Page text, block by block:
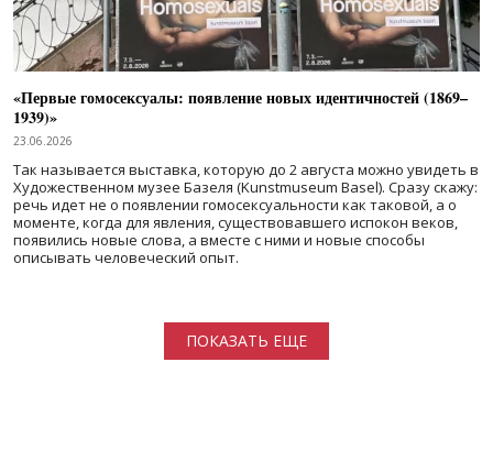
«Первые гомосексуалы: появление новых идентичностей (1869–
1939)»
23.06.2026
Так называется выставка, которую до 2 августа можно увидеть в
Художественном музее Базеля (Kunstmuseum Basel). Сразу скажу:
речь идет не о появлении гомосексуальности как таковой, а о
моменте, когда для явления, существовавшего испокон веков,
появились новые слова, а вместе с ними и новые способы
описывать человеческий опыт.
ПОКАЗАТЬ ЕЩЕ